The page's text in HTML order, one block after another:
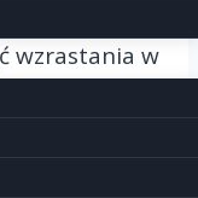
Kasi i
wzrastania w